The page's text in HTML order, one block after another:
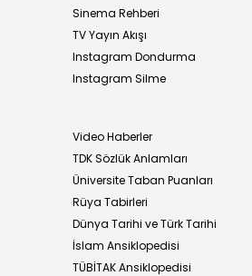
Sinema Rehberi
TV Yayın Akışı
Instagram Dondurma
Instagram Silme
Video Haberler
TDK Sözlük Anlamları
Üniversite Taban Puanları
Rüya Tabirleri
Dünya Tarihi ve Türk Tarihi
İslam Ansiklopedisi
TÜBİTAK Ansiklopedisi